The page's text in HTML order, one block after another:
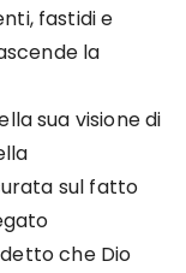
fastidi e
la
sua visione di
sul fatto
detto che Dio